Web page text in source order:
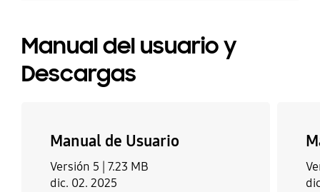
Manual del usuario y
Descargas
Manual de Usuario
Versión 5 | 7.23 MB
dic. 02. 2025